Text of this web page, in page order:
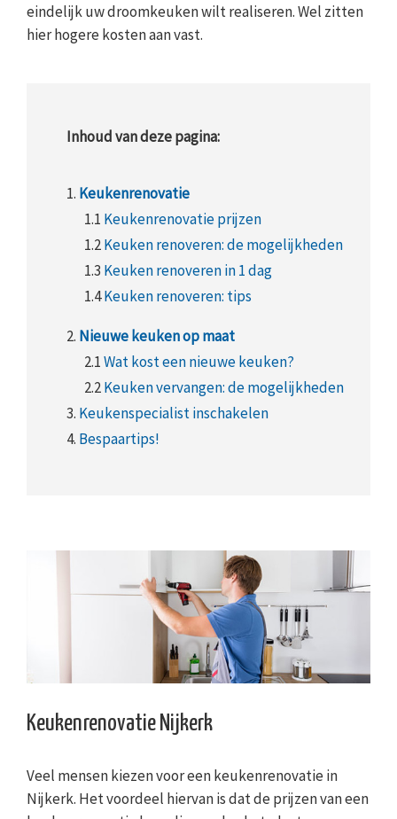
eindelijk uw droomkeuken wilt realiseren. Wel zitten
hier hogere kosten aan vast.
Inhoud van deze pagina:
1. Keukenrenovatie
1.1 Keukenrenovatie prijzen
1.2Keuken renoveren: de mogelijkheden
1.3 Keuken renoveren in 1 dag
1.4Keuken renoveren: tips
2. Nieuwe keuken op maat
2.1Wat kost een nieuwe keuken?
2.2Keuken vervangen: de mogelijkheden
3. Keukenspecialist inschakelen
4. Bespaartips!
Keukenrenovatie Nijkerk
Veel mensen kiezen voor een keukenrenovatie in
Nijkerk. Het voordeel hiervan is dat de prijzen van een